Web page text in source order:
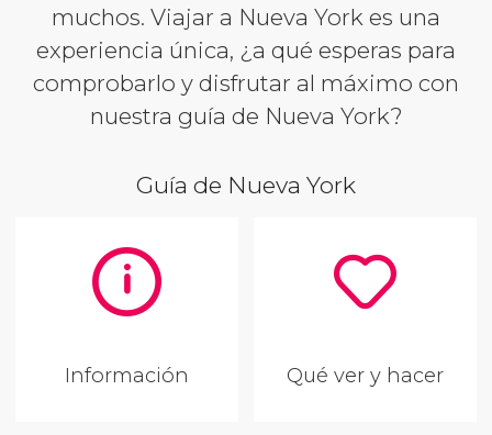
muchos. Viajar a Nueva York es una
experiencia única, ¿a qué esperas para
comprobarlo y disfrutar al máximo con
nuestra guía de Nueva York?
Guía de Nueva York
Información Qué ver y hacer